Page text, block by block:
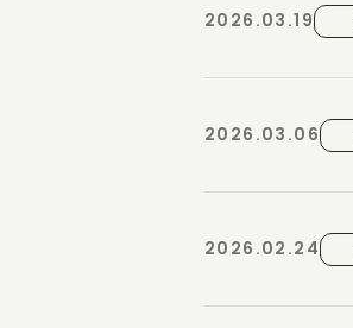
2026.03.19
2026.03.06
2026.02.24